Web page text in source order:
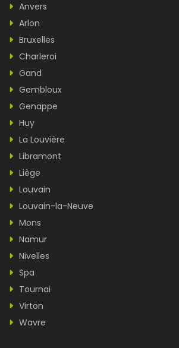
Anvers
Arlon
Bruxelles
Charleroi
Gand
Gembloux
Genappe
Huy
La Louvière
Libramont
Liège
Louvain
Louvain-la-Neuve
Mons
Namur
Nivelles
Spa
Tournai
Virton
Wavre